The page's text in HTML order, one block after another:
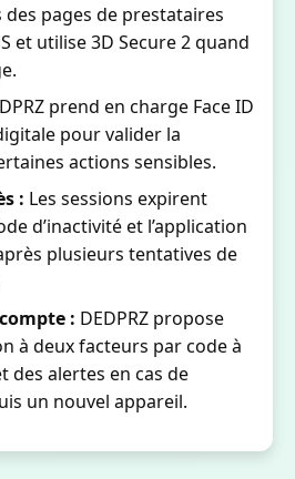
pages de prestataires
et utilise 3D Secure 2 quand
prend en charge Face ID
pour valider la
actions sensibles.
: Les sessions expirent
d’inactivité et l’application
plusieurs tentatives de
: DEDPRZ propose
à deux facteurs par code à
des alertes en cas de
un nouvel appareil.